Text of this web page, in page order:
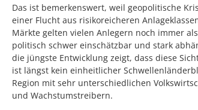
Das ist bemerkenswert, weil geopolitische
einer Flucht aus risikoreicheren
Märkte gelten vielen Anlegern noch immer
politisch schwer einschätzbar und stark
die jüngste Entwicklung zeigt, dass diese
ist längst kein einheitlicher
Region mit sehr unterschiedlichen
und Wachstumstreibern.